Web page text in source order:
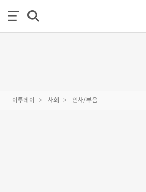
이투데이 사회 인사/부음